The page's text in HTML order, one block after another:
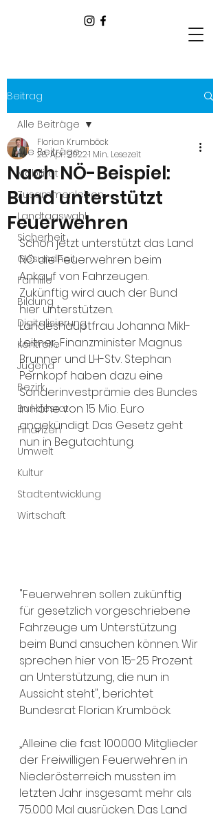
Beitrag
Alle Beiträge
Mobilität
Zusammenleben
Landtagswahl
Sicherheit
Gesundheit
Familie
Bildung
Digitalisierung
Kontrolle
Jugend
Bezirk
Bundesrat
Finanzen
Umwelt
Kultur
Stadtentwicklung
Wirtschaft
Alle Beiträge
Nach NÖ-Beispiel:
Bund unterstützt
Feuerwehren
Florian Krumböck
28. Apr. 20221 Min. Lesezeit
Schon jetzt unterstützt das Land
NÖ die Feuerwehren beim
Ankauf von Fahrzeugen.
Zukünftig wird auch der Bund
hier unterstützen.
Landeshauptfrau Johanna Mikl-
Leitner, Finanzminister Magnus
Brunner und LH-Stv. Stephan
Pernkopf haben dazu eine
Sonderinvestprämie des Bundes
in Höhe von 15 Mio. Euro
angekündigt. Das Gesetz geht
nun in Begutachtung.
"Feuerwehren sollen zukünftig
für gesetzlich vorgeschriebene
Fahrzeuge um Unterstützung
beim Bund ansuchen können. Wir
sprechen hier von 15-25 Prozent
an Unterstützung, die nun in
Aussicht steht", berichtet
Bundesrat Florian Krumböck.
„Alleine die fast 100.000 Mitglieder
der Freiwilligen Feuerwehren in
Niederösterreich mussten im
letzten Jahr insgesamt mehr als
75.000 Mal ausrücken. Das Land